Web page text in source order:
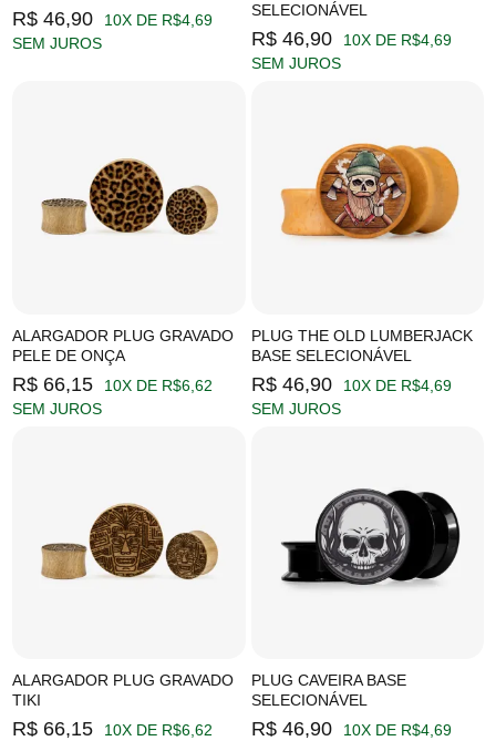
R$ 46,90
10X DE R$4,69
SEM JUROS
SELECIONÁVEL
R$ 46,90
10X DE R$4,69
SEM JUROS
ALARGADOR PLUG GRAVADO
PELE DE ONÇA
R$ 66,15
10X DE R$6,62
SEM JUROS
PLUG THE OLD LUMBERJACK
BASE SELECIONÁVEL
R$ 46,90
10X DE R$4,69
SEM JUROS
ALARGADOR PLUG GRAVADO
TIKI
R$ 66,15
10X DE R$6,62
PLUG CAVEIRA BASE
SELECIONÁVEL
R$ 46,90
10X DE R$4,69